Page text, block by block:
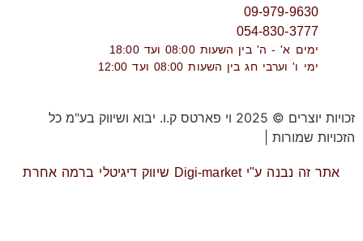
09-979-9630
054-830-3777
ימים א' - ה' בין השעות 08:00 ועד 18:00
ימי ו' וערבי חג בין השעות 08:00 ועד 12:00
זכויות יוצרים © 2025 וי פארטס ק.ו. יבוא ושיווק בע"מ כל
הזכויות שמורות |
אתר זה נבנה ע"י Digi-market שיווק דיגיטלי ברמה אחרת